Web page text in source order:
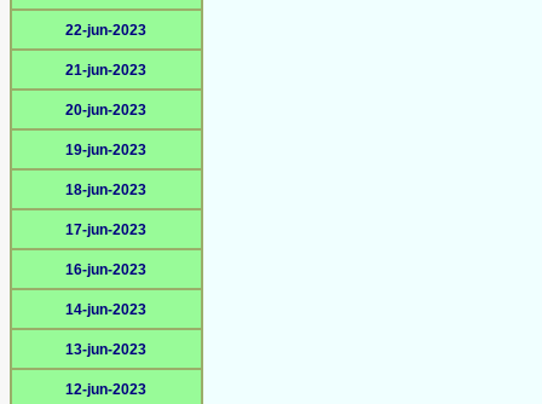
22-jun-2023
21-jun-2023
20-jun-2023
19-jun-2023
18-jun-2023
17-jun-2023
16-jun-2023
14-jun-2023
13-jun-2023
12-jun-2023